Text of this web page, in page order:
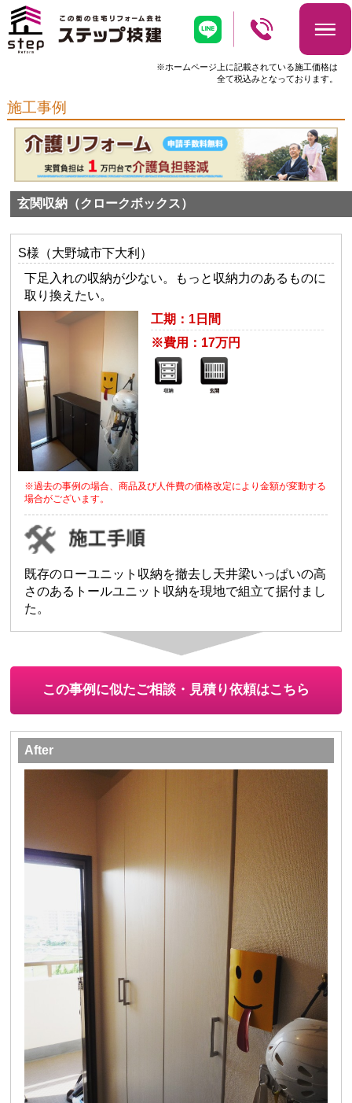
※ホームページ上に記載されている施工価格は
全て税込みとなっております。
施工事例
玄関収納（クロークボックス）
S様（大野城市下大利）
下足入れの収納が少ない。もっと収納力のあるものに
取り換えたい。
工期：1日間
※費用：17万円
※過去の事例の場合、商品及び人件費の価格改定により金額が変動する
場合がございます。
既存のローユニット収納を撤去し天井梁いっぱいの高
さのあるトールユニット収納を現地で組立て据付まし
た。
この事例に似たご相談・見積り依頼はこちら
After